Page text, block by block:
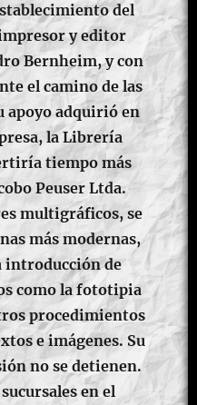
del
y editor
Bernheim, y con
el camino de las
apoyo adquirió en
la Librería
tiempo más
Peuser Ltda.
multigráficos, se
más modernas,
introducción de
como la fototipia
procedimientos
e imágenes. Su
no se detienen.
en el